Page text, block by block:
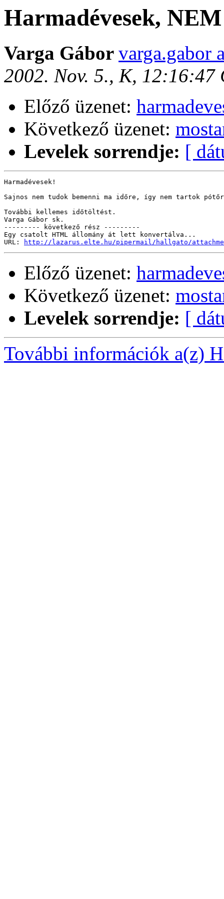
Harmadévesek,
Varga Gábor varga.gabor
2002. Nov. 5., K, 12:16:47
Előző üzenet:
Következő üzenet:
Levelek sorrendje: [
Harmadévesek!
Sajnos nem tudok bemenni ma időre, így nem tartok
További kellemes időtöltést.
Varga Gábor sk.
--------- következő rész ---------
Egy csatolt HTML állomány át lett konvertálva...
URL:
http://lazarus.elte.hu/pipermail/hallgato/
Előző üzenet:
Következő üzenet:
Levelek sorrendje: [
További információk a(z)